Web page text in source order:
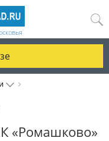
«Ромашково»